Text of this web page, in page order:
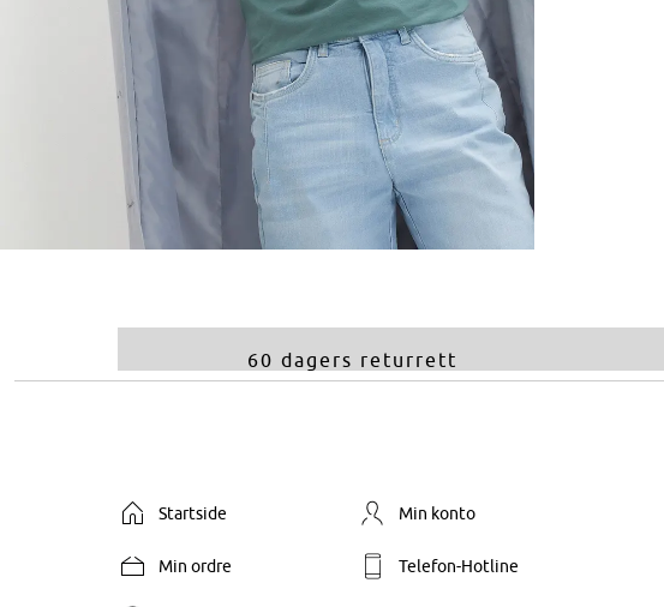
60 dagers returrett
Startside Min konto
Min ordre Telefon-Hotline